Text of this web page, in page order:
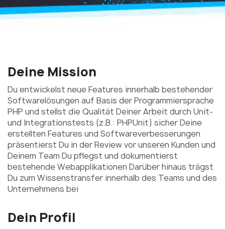
Deine Mission
Du entwickelst neue Features innerhalb bestehender
Softwarelösungen auf Basis der Programmiersprache
PHP und stellst die Qualität Deiner Arbeit durch Unit-
und Integrationstests (z.B.: PHPUnit) sicher Deine
erstellten Features und Softwareverbesserungen
präsentierst Du in der Review vor unseren Kunden und
Deinem Team Du pflegst und dokumentierst
bestehende Webapplikationen Darüber hinaus trägst
Du zum Wissenstransfer innerhalb des Teams und des
Unternehmens bei
Dein Profil